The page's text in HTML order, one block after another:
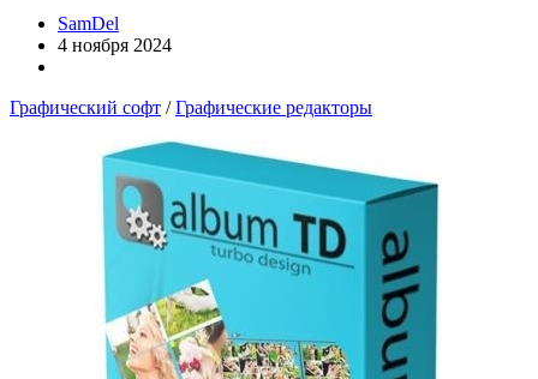
SamDel
4 ноября 2024
Графический софт /Графические редакторы